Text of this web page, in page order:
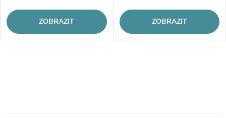
ZOBRAZIT ZOBRAZIT
á